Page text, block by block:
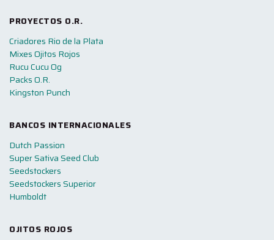
PROYECTOS O.R.
Criadores Rio de la Plata
Mixes Ojitos Rojos
Rucu Cucu Og
Packs O.R.
Kingston Punch
BANCOS INTERNACIONALES
Dutch Passion
Super Sativa Seed Club
Seedstockers
Seedstockers Superior
Humboldt
OJITOS ROJOS